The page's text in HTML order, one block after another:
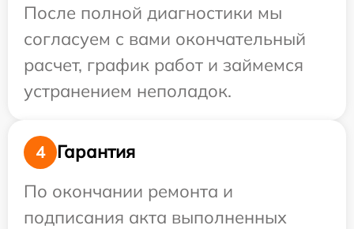
После полной диагностики мы
согласуем с вами окончательный
расчет, график работ и займемся
устранением неполадок.
4
Гарантия
По окончании ремонта и
подписания акта выполненных